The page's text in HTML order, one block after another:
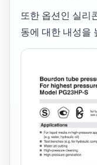
또한 옵션인 실리
동에 대한 내성을